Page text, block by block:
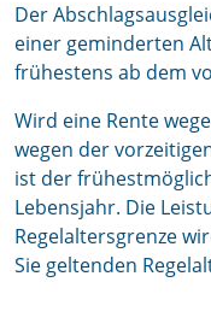
Der
einer geminderten
frühestens ab dem
Wird eine Rente
wegen der
ist der
Lebensjahr. Die
Regelaltersgrenze
Sie geltenden